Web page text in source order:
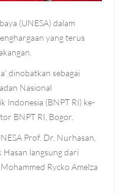
(UNESA) dalam
yang terus
dinobatkan sebagai
Nasional
Indonesia (BNPT RI) ke-
BNPT RI, Bogor.
Prof. Dr. Nurhasan,
Hasan langsung dari
Rycko Amelza